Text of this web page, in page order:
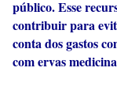
público. Esse
contribuir para
conta dos gastos
com ervas